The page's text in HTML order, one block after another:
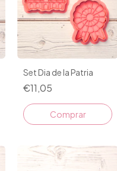
Set Dia de la Patria
€11,05